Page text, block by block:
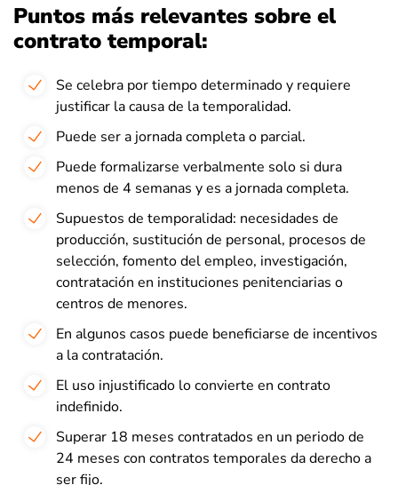
Puntos más relevantes sobre el
contrato temporal:
Se celebra por tiempo determinado y requiere
justificar la causa de la temporalidad.
Puede ser a jornada completa o parcial.
Puede formalizarse verbalmente solo si dura
menos de 4 semanas y es a jornada completa.
Supuestos de temporalidad: necesidades de
producción, sustitución de personal, procesos de
selección, fomento del empleo, investigación,
contratación en instituciones penitenciarias o
centros de menores.
En algunos casos puede beneficiarse de incentivos
a la contratación.
El uso injustificado lo convierte en contrato
indefinido.
Superar 18 meses contratados en un periodo de
24 meses con contratos temporales da derecho a
ser fijo.